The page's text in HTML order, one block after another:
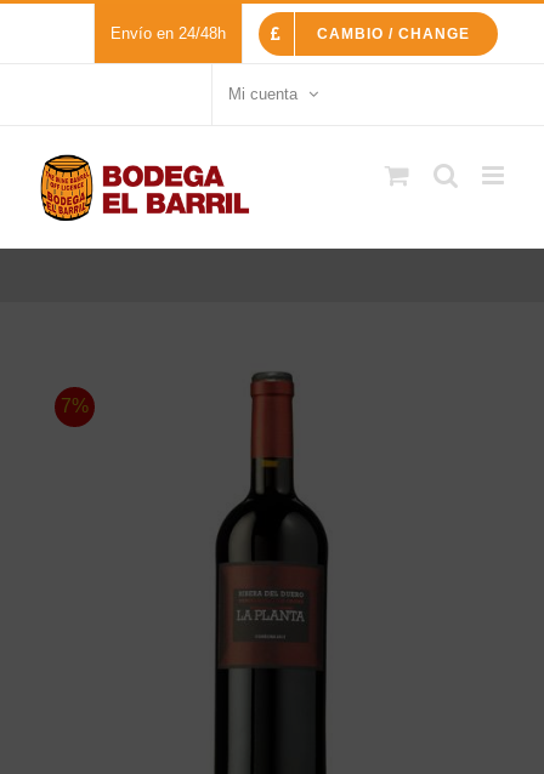
Envío en 24/48h CAMBIO / CHANGE
Mi cuenta
7%